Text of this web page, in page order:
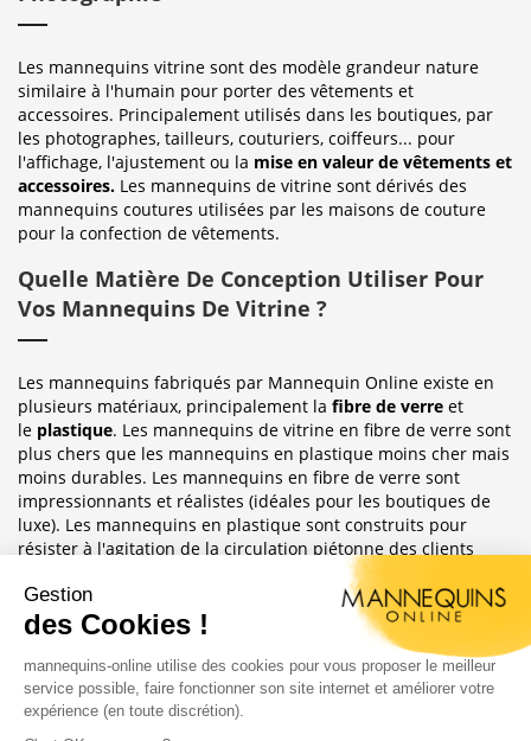
Les mannequins vitrine sont des modèle grandeur nature
similaire à l'humain pour porter des vêtements et
accessoires. Principalement utilisés dans les boutiques, par
les photographes, tailleurs, couturiers, coiffeurs... pour
l'affichage, l'ajustement ou la mise en valeur de vêtements et
accessoires. Les mannequins de vitrine sont dérivés des
mannequins coutures utilisées par les maisons de couture
pour la confection de vêtements.
Quelle Matière De Conception Utiliser Pour
Vos Mannequins De Vitrine ?
Les mannequins fabriqués par Mannequin Online existe en
plusieurs matériaux, principalement la fibre de verre et
le plastique. Les mannequins de vitrine en fibre de verre sont
plus chers que les mannequins en plastique moins cher mais
moins durables. Les mannequins en fibre de verre sont
impressionnants et réalistes (idéales pour les boutiques de
luxe). Les mannequins en plastique sont construits pour
résister à l'agitation de la circulation piétonne des clients
habituellement observée dans le magasin où ils sont placés.
Sublimez Vos Boutiques, Vitrines Et
Les mannequins sont idéales pour les magasins de détail, en